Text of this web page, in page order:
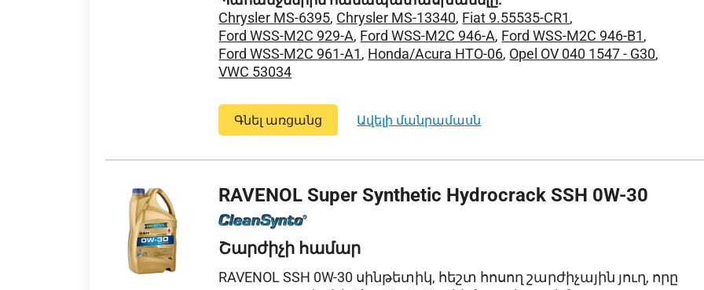
Chrysler MS-6395, Chrysler MS-13340, Fiat 9.55535-CR1,
Ford WSS-M2C 929-A, Ford WSS-M2C 946-A, Ford WSS-M2C 946-B1,
Ford WSS-M2C 961-A1, Honda/Acura HTO-06, Opel OV 040 1547 - G30,
VWC 53034
Գնել առցանց ավելի մանրամասն
RAVENOL Super Synthetic Hydrocrack SSH 0W-30
Շարժիչի համար
RAVENOL SSH 0W-30 սինթետիկ, հեշտ հոսող շարժիչային յուղ, որը